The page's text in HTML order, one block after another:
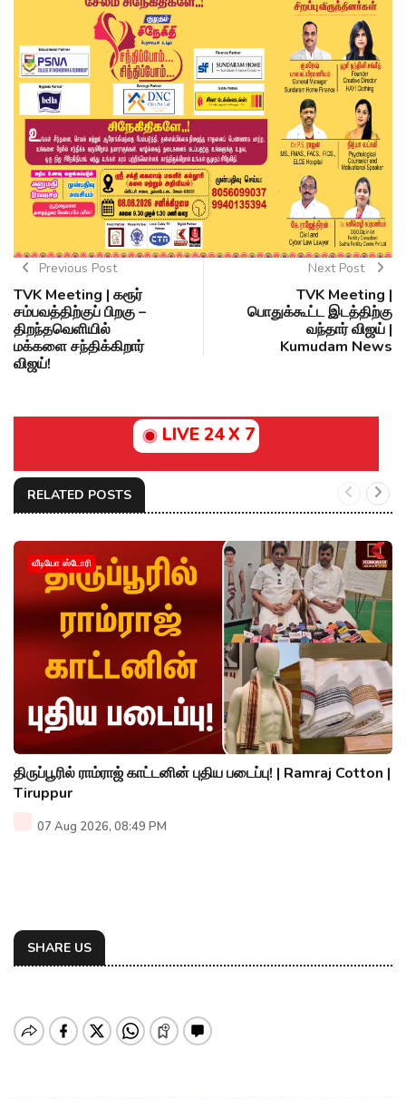
Previous Post
TVK Meeting | கரூர்
சம்பவத்திற்குப் பிறகு –
திறந்தவெளியில்
மக்களை சந்திக்கிறார்
விஜய்!
Next Post
TVK Meeting |
பொதுக்கூட்ட இடத்திற்கு
வந்தார் விஜய் |
Kumudam News
LIVE 24 X 7
RELATED POSTS
வீடியோ ஸ்டோரி
திருப்பூரில் ராம்ராஜ் காட்டனின் புதிய படைப்பு! | Ramraj Cotton |
Tiruppur
07 Aug 2026, 08:49 PM
SHARE US